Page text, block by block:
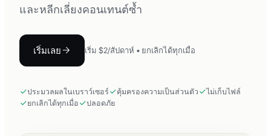
และหลีกเลี่ยงคอนเทนต์ซ้ำ
เริ่มเลย เริ่ม $2/สัปดาห์ • ยกเลิกได้ทุกเมื่อ
ประมวลผลในเบราว์เซอร์ คุ้มครองความเป็นส่วนตัว
ไม่เก็บไฟล์
ยกเลิกได้ทุกเมื่อ
ปลอดภัย